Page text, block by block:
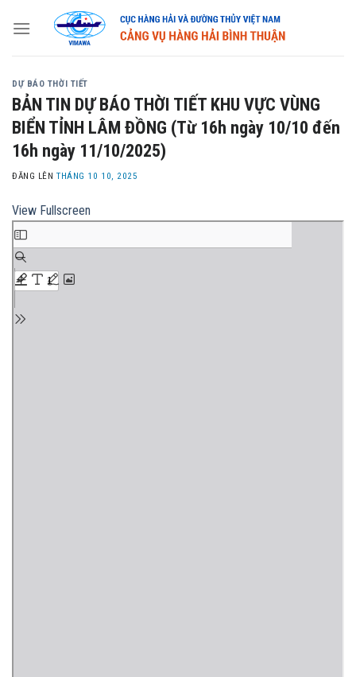
DỰ BÁO THỜI TIẾT
BẢN TIN DỰ BÁO THỜI TIẾT KHU VỰC VÙNG
BIỂN TỈNH LÂM ĐỒNG (Từ 16h ngày 10/10 đến
16h ngày 11/10/2025)
ĐĂNG LÊNTHÁNG 10 10, 2025
View Fullscreen